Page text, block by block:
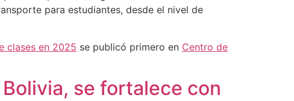
para estudiantes, desde el nivel de
clases en 2025 se publicó primero en Centro de
se fortalece con